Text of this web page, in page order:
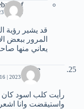
Atef
18 يناير، 2023 | 9:38 م
قد يشير رؤية
المرور ببعض
يعاني منها
Rose
19 مايو، 2023 | 9:16 ص
رأيت كلب اسود
واستيقضت وانا اشعر